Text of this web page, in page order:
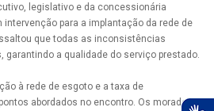
legislativo e da concessionária
para a implantação da rede de
que todas as inconsistências
garantindo a qualidade do serviço prestado.
à rede de esgoto e a taxa de
abordados no encontro. Os moradores